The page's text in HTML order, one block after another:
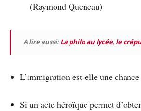
(Raymond Queneau)
A lire aussi:La philo au lycée, le
L’immigration est-elle une
Si un acte héroïque permet